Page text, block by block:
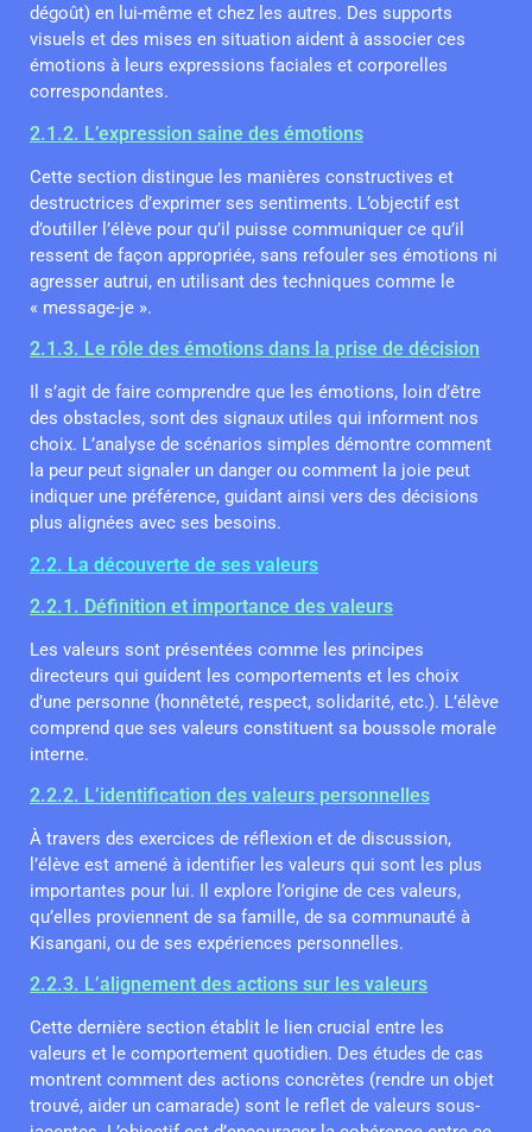
dégoût) en lui-même et chez les autres. Des supports
visuels et des mises en situation aident à associer ces
émotions à leurs expressions faciales et corporelles
correspondantes.
2.1.2. L’expression saine des émotions
Cette section distingue les manières constructives et
destructrices d’exprimer ses sentiments. L’objectif est
d’outiller l’élève pour qu’il puisse communiquer ce qu’il
ressent de façon appropriée, sans refouler ses émotions ni
agresser autrui, en utilisant des techniques comme le
« message-je ».
2.1.3. Le rôle des émotions dans la prise de décision
Il s’agit de faire comprendre que les émotions, loin d’être
des obstacles, sont des signaux utiles qui informent nos
choix. L’analyse de scénarios simples démontre comment
la peur peut signaler un danger ou comment la joie peut
indiquer une préférence, guidant ainsi vers des décisions
plus alignées avec ses besoins.
2.2. La découverte de ses valeurs
2.2.1. Définition et importance des valeurs
Les valeurs sont présentées comme les principes
directeurs qui guident les comportements et les choix
d’une personne (honnêteté, respect, solidarité, etc.). L’élève
comprend que ses valeurs constituent sa boussole morale
interne.
2.2.2. L’identification des valeurs personnelles
À travers des exercices de réflexion et de discussion,
l’élève est amené à identifier les valeurs qui sont les plus
importantes pour lui. Il explore l’origine de ces valeurs,
qu’elles proviennent de sa famille, de sa communauté à
Kisangani, ou de ses expériences personnelles.
2.2.3. L’alignement des actions sur les valeurs
Cette dernière section établit le lien crucial entre les
valeurs et le comportement quotidien. Des études de cas
montrent comment des actions concrètes (rendre un objet
trouvé, aider un camarade) sont le reflet de valeurs sous-